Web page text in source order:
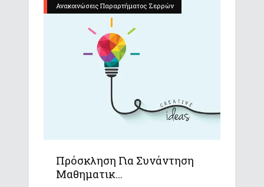
Ανακοινώσεις Παραρτήματος Σερρών
Πρόσκληση Για Συνάντηση
Μαθηματικ...